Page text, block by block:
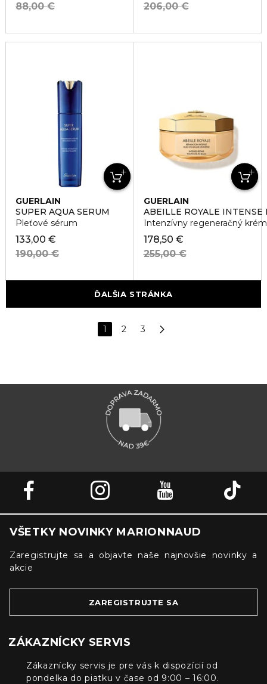
88,00 €
206,00 €
GUERLAIN
SUPER AQUA SERUM
Pleťové sérum
133,00 €
190,00 €
GUERLAIN
ABEILLE ROYALE
Intenzívny regeneračný
178,50 €
255,00 €
ĎALŠIA STRÁNKA
1 2 3
VŠETKY NOVINKY MARIONNAUD
Zaregistrujte sa a objavte naše najnovšie novinky a
akcie
ZAREGISTRUJTE SA
ZÁKAZNÍCKY SERVIS
Zákaznícky servis je pre vás k dispozícií od
pondelka do piatku v čase od 9:00 – 16:00.